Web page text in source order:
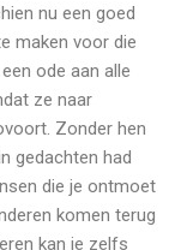
nu een goed
maken voor die
ode aan alle
ze naar
Zonder hen
gedachten had
die je ontmoet
komen terug
kan je zelfs